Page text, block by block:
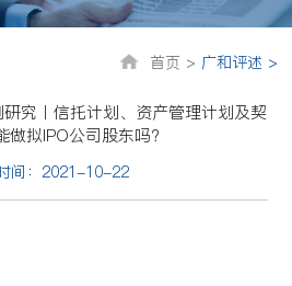
首页 > 广和评述 >
究丨信托计划、资产管理计划及契
做拟IPO公司股东吗？
间：2021-10-22